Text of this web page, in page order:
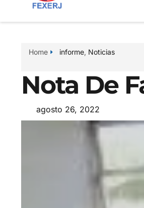
Home informe, Noticias
Nota De
agosto 26, 2022